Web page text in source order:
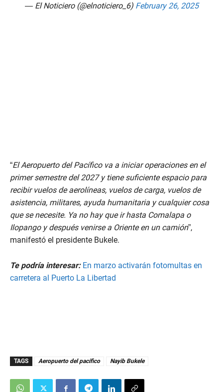
— El Noticiero (@elnoticiero_6) February 26, 2025
“El Aeropuerto del Pacífico va a iniciar operaciones en el
primer semestre del 2027 y tiene suficiente espacio para
recibir vuelos de aerolíneas, vuelos de carga, vuelos de
asistencia, militares, ayuda humanitaria y cualquier cosa
que se necesite. Ya no hay que ir hasta Comalapa o
Ilopango y después venirse a Oriente en un camión”,
manifestó el presidente Bukele.
Te podría interesar: En marzo activarán fotomultas en
carretera al Puerto La Libertad
TAGS Aeropuerto del pacífico Nayib Bukele